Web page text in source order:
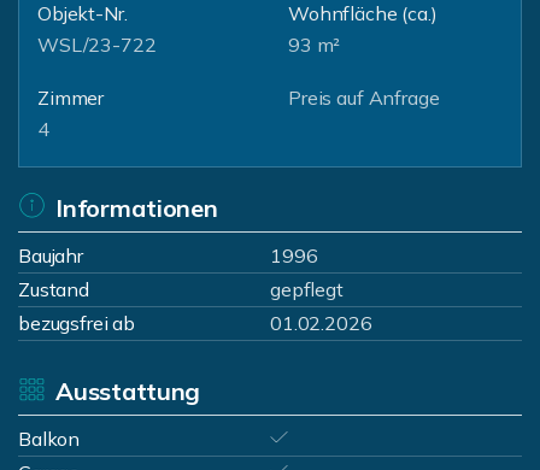
Objekt-Nr.
WSL/23-722
Wohnfläche (ca.)
93 m²
Zimmer
4
Preis auf Anfrage
Informationen
Baujahr
1996
Zustand
gepflegt
bezugsfrei ab
01.02.2026
Ausstattung
Balkon